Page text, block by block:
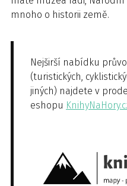
mnoho o historii země.
Nejširší nabídku
(turistických,
jiných) najdete v
eshopu